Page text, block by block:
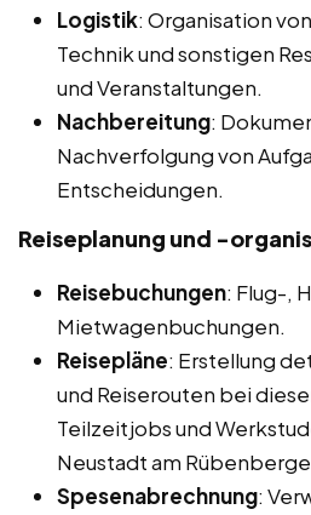
Logistik: Organisation
Technik und sonstigen
und Veranstaltungen.
Nachbereitung:
Nachverfolgung von
Entscheidungen.
Reiseplanung und -
Reisebuchungen: Flug-,
Mietwagenbuchungen.
Reisepläne: Erstellung
und Reiserouten bei
Teilzeitjobs und
Neustadt am
Spesenabrechnung: